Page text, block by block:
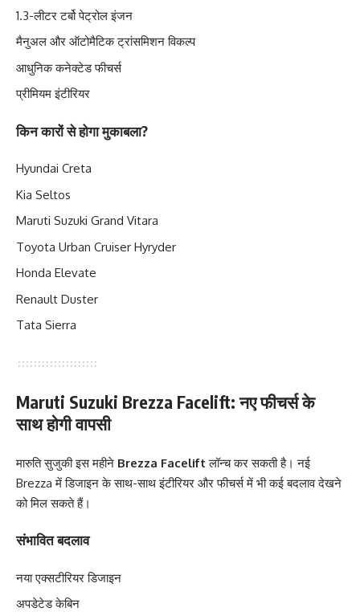
1.3-लीटर टर्बो पेट्रोल इंजन
मैनुअल और ऑटोमैटिक ट्रांसमिशन विकल्प
आधुनिक कनेक्टेड फीचर्स
प्रीमियम इंटीरियर
किन कारों से होगा मुकाबला?
Hyundai Creta
Kia Seltos
Maruti Suzuki Grand Vitara
Toyota Urban Cruiser Hyryder
Honda Elevate
Renault Duster
Tata Sierra
Maruti Suzuki Brezza Facelift: नए फीचर्स के
साथ होगी वापसी
मारुति सुजुकी इस महीने Brezza Facelift लॉन्च कर सकती है। नई
Brezza में डिजाइन के साथ-साथ इंटीरियर और फीचर्स में भी कई बदलाव देखने
को मिल सकते हैं।
संभावित बदलाव
नया एक्सटीरियर डिजाइन
अपडेटेड केबिन